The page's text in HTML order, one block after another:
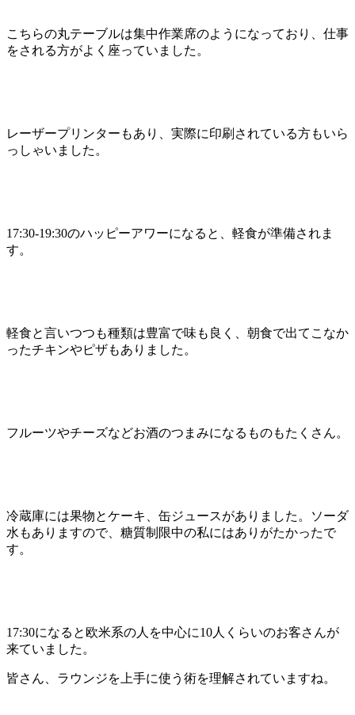
こちらの丸テーブルは集中作業席のようになっており、仕事
をされる方がよく座っていました。
レーザープリンターもあり、実際に印刷されている方もいら
っしゃいました。
17:30-19:30のハッピーアワーになると、軽食が準備されま
す。
軽食と言いつつも種類は豊富で味も良く、朝食で出てこなか
ったチキンやピザもありました。
フルーツやチーズなどお酒のつまみになるものもたくさん。
冷蔵庫には果物とケーキ、缶ジュースがありました。ソーダ
水もありますので、糖質制限中の私にはありがたかったで
す。
17:30になると欧米系の人を中心に10人くらいのお客さんが
来ていました。
皆さん、ラウンジを上手に使う術を理解されていますね。